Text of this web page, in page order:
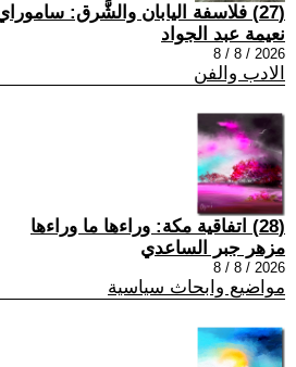
(27) فلاسفة اليابان والشَّرق: ساموراي ومماليك
نعيمة عبد الجواد
2026 / 8 / 8
الادب والفن
(28) اتفاقية مكة: وراءها ما وراءها
مزهر جبر الساعدي
2026 / 8 / 8
مواضيع وابحاث سياسية